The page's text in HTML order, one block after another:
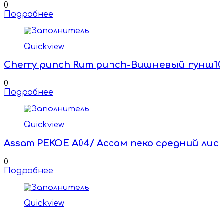
0
Подробнее
Quickview
Cherry punch Rum punch-Вишневый
0
Подробнее
Quickview
Assam PEKOE A04/ Ассам пеко средний
0
Подробнее
Quickview